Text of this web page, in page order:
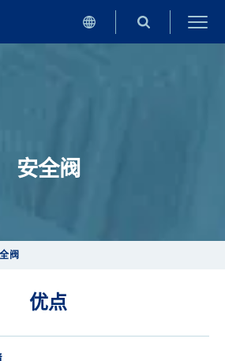
安全阀
阀
优点